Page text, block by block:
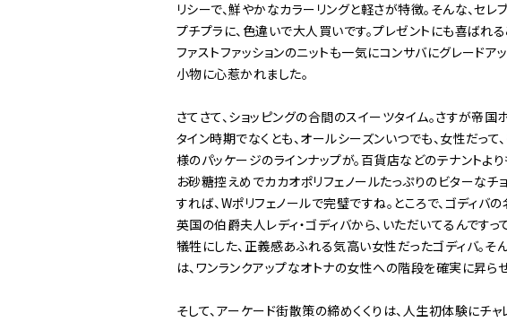
リシーで、鮮やかなカラーリングと軽さが特徴。そんな、
プチプラに、色違いで大人買いです。プレゼントにも喜ばれ
ファストファッションのニットも一気にコンサバにグレード
小物に心惹かれました。
さてさて、ショッピングの合間のスイーツタイム。さすが帝国
タイン時期でなくとも、オールシーズンいつでも、女性だっ
様のパッケージのラインナップが。百貨店などのテナントよ
お砂糖控えめでカカオポリフェノールたっぷりのビターなチ
すれば、Wポリフェノールで完璧ですね。ところで、ゴディ
英国の伯爵夫人レディ・ゴディバから、いただいてるんです
犠牲にした、正義感あふれる気高い女性だったゴディバ。
は、ワンランクアップなオトナの女性への階段を確実に昇ら
そして、アーケード街散策の締めくくりは、人生初体験にチ